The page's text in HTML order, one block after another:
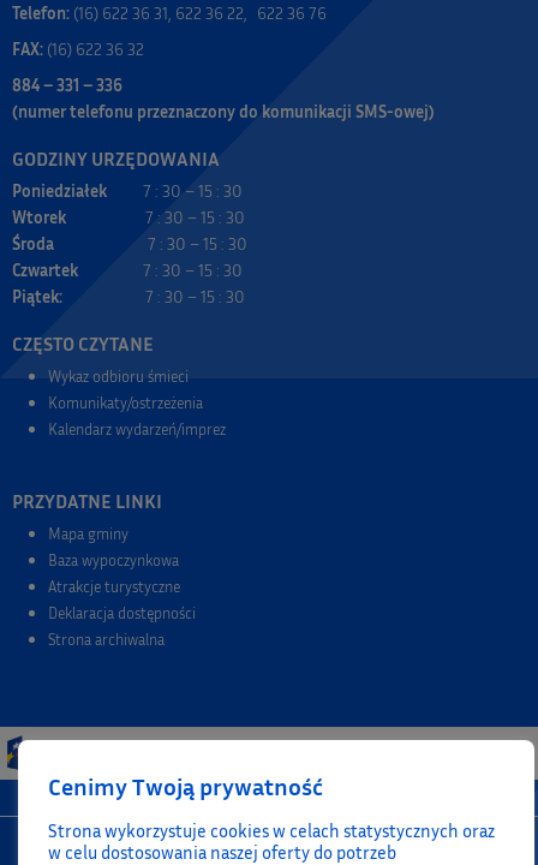
Telefon: (16) 622 36 31, 622 36 22, 622 36 76
FAX: (16) 622 36 32
884 – 331 – 336
(numer telefonu przeznaczony do komunikacji SMS-owej)
GODZINY URZĘDOWANIA
Poniedziałek 7 : 30 – 15 : 30
Wtorek 7 : 30 – 15 : 30
Środa 7 : 30 – 15 : 30
Czwartek 7 : 30 – 15 : 30
Piątek: 7 : 30 – 15 : 30
CZĘSTO CZYTANE
Wykaz odbioru śmieci
Komunikaty/ostrzeżenia
Kalendarz wydarzeń/imprez
PRZYDATNE LINKI
Mapa gminy
Baza wypoczynkowa
Atrakcje turystyczne
Deklaracja dostępności
Strona archiwalna
Cenimy Twoją prywatność
Strona wykorzystuje cookies w celach statystycznych oraz
w celu dostosowania naszej oferty do potrzeb